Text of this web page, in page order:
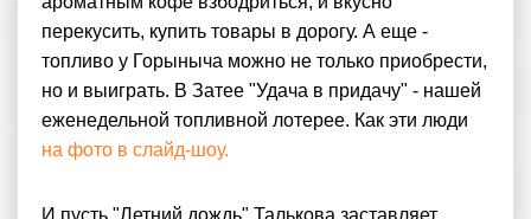
перекусить, купить товары в дорогу. А еще -
топливо у Горыныча можно не только приобрести,
но и выиграть. В Затее "Удача в придачу" - нашей
еженедельной топливной лотерее. Как эти люди
на фото в слайд-шоу.
И пусть "Летний дождь" Талькова заставляет